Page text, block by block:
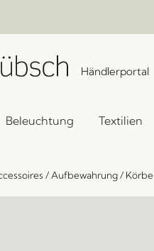
Händlerportal
Beleuchtung Textilien
/ Aufbewahrung/ Körbe